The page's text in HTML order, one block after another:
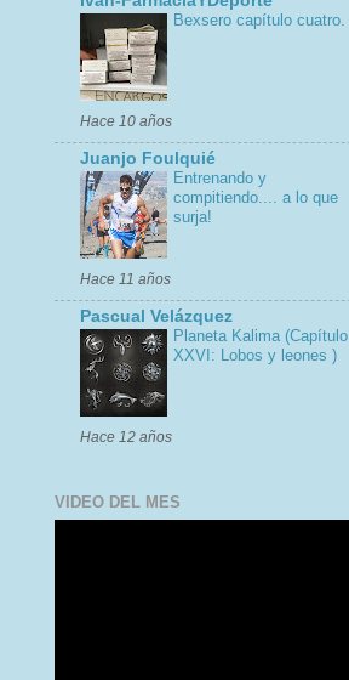
Bexsero capítulo cuatro.
Hace 10 años
Juanjo Foulquié
Entrenando y
compitiendo.... a lo que
surja!
Hace 11 años
Pascual Velázquez
Planeta Kalima (Capítulo
XXVI: Lobos y leones )
Hace 12 años
VIDEO DEL MES